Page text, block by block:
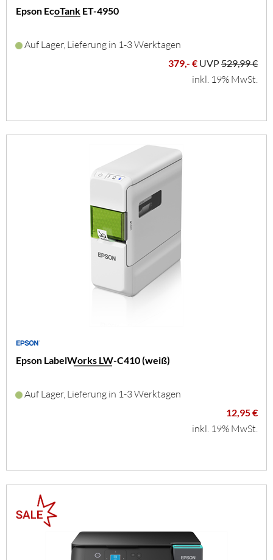
Epson EcoTank ET-4950
Auf Lager, Lieferung in 1-3 Werktagen
379,- € UVP529,99 €
inkl. 19% MwSt.
Epson LabelWorks LW-C410 (weiß)
Auf Lager, Lieferung in 1-3 Werktagen
12,95 €
inkl. 19% MwSt.